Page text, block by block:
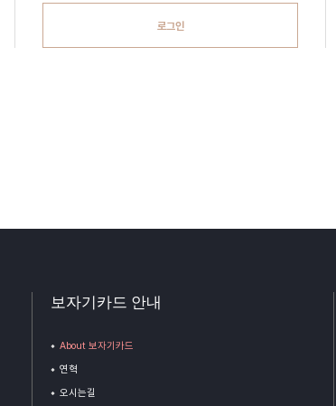
로그인
보자기카드 안내
About 보자기카드
연혁
오시는길